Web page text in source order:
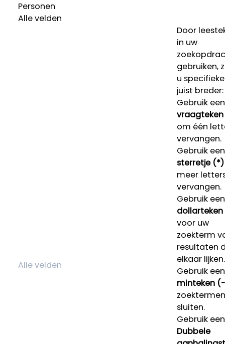
Personen
Alle velden
Door
in uw
gebruiken,
u
juist breder:
Gebruik een
om één
vervangen.
Gebruik een
sterretje (*)
meer
vervangen.
Gebruik een
voor uw
zoekterm
resultaten
elkaar lijken.
Gebruik een
minteken
sluiten.
Gebruik een
Dubbele